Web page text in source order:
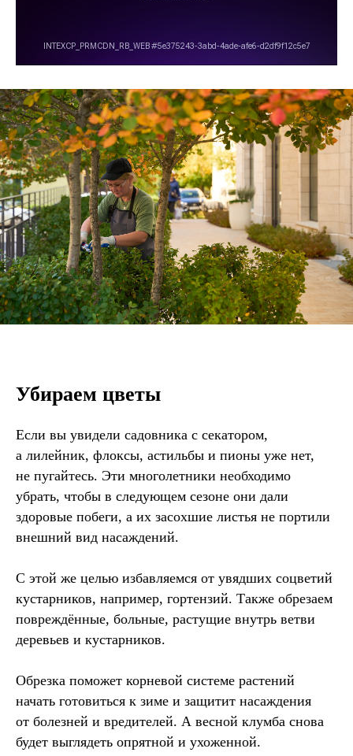
Убираем цветы
Если вы увидели садовника с секатором,
а лилейник, флоксы, астильбы и пионы уже нет,
не пугайтесь. Эти многолетники необходимо
убрать, чтобы в следующем сезоне они дали
здоровые побеги, а их засохшие листья не портили
внешний вид насаждений.
С этой же целью избавляемся от увядших соцветий
кустарников, например, гортензий. Также обрезаем
повреждённые, больные, растущие внутрь ветви
деревьев и кустарников.
Обрезка поможет корневой системе растений
начать готовиться к зиме и защитит насаждения
от болезней и вредителей. А весной клумба снова
будет выглядеть опрятной и ухоженной.